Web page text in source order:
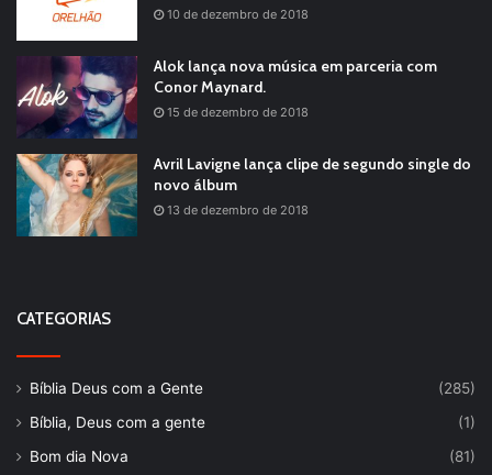
10 de dezembro de 2018
Alok lança nova música em parceria com
Conor Maynard.
15 de dezembro de 2018
Avril Lavigne lança clipe de segundo single do
novo álbum
13 de dezembro de 2018
CATEGORIAS
Bíblia Deus com a Gente
(285)
Bíblia, Deus com a gente
(1)
Bom dia Nova
(81)